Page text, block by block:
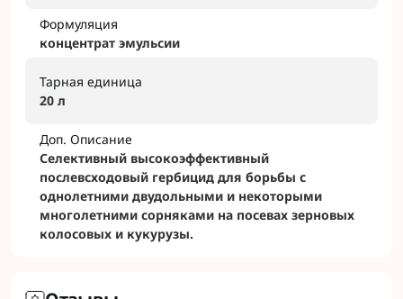
Формуляция
концентрат эмульсии
Тарная единица
20 л
Доп. Описание
Селективный высокоэффективный
послевсходовый гербицид для борьбы с
однолетними двудольными и некоторыми
многолетними сорняками на посевах зерновых
колосовых и кукурузы.